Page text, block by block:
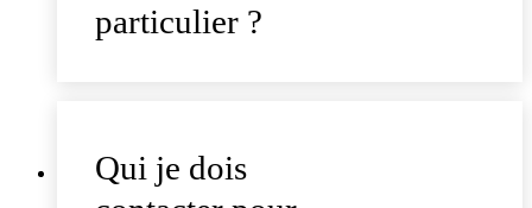
particulier ?
Qui je dois